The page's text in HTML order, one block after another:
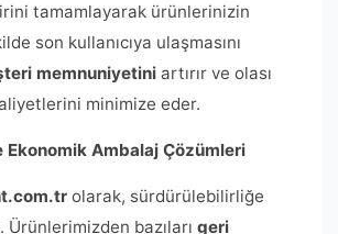
tamamlayarak ürünlerinizin
son kullanıcıya ulaşmasını
memnuniyetini artırır ve olası
minimize eder.
Ekonomik Ambalaj Çözümleri
olarak, sürdürülebilirliğe
bazıları geri